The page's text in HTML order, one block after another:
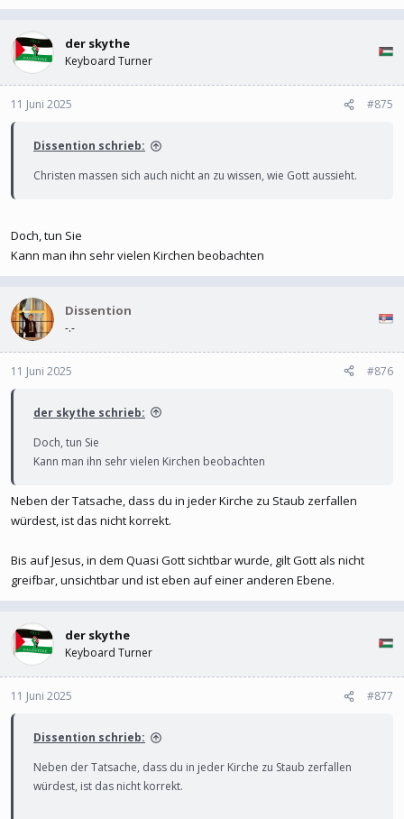
der skythe
Keyboard Turner
11 Juni 2025 #875
Dissention schrieb:
Christen massen sich auch nicht an zu wissen, wie Gott aussieht.
Doch, tun Sie
Kann man ihn sehr vielen Kirchen beobachten
Dissention
-.-
11 Juni 2025 #876
der skythe schrieb:
Doch, tun Sie
Kann man ihn sehr vielen Kirchen beobachten
Neben der Tatsache, dass du in jeder Kirche zu Staub zerfallen
würdest, ist das nicht korrekt.
Bis auf Jesus, in dem Quasi Gott sichtbar wurde, gilt Gott als nicht
greifbar, unsichtbar und ist eben auf einer anderen Ebene.
der skythe
Keyboard Turner
11 Juni 2025 #877
Dissention schrieb:
Neben der Tatsache, dass du in jeder Kirche zu Staub zerfallen
würdest, ist das nicht korrekt.